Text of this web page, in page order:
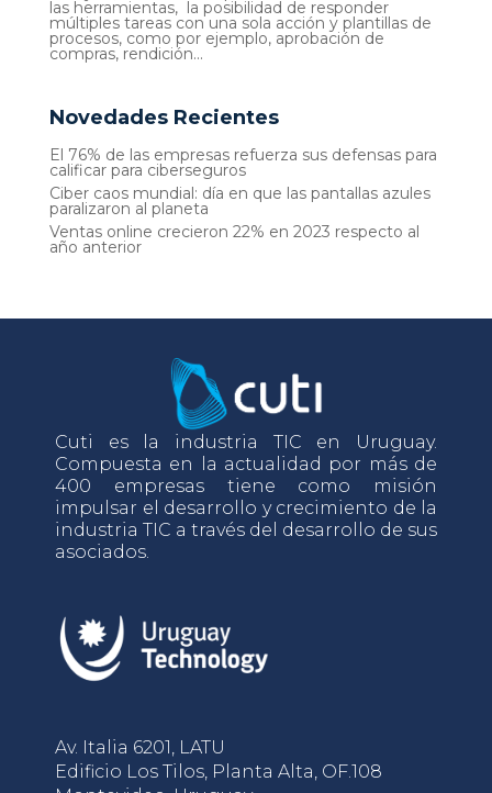
las herramientas, la posibilidad de responder
múltiples tareas con una sola acción y plantillas de
procesos, como por ejemplo, aprobación de
compras, rendición...
Novedades Recientes
El 76% de las empresas refuerza sus defensas para
calificar para ciberseguros
Ciber caos mundial: día en que las pantallas azules
paralizaron al planeta
Ventas online crecieron 22% en 2023 respecto al
año anterior
Cuti es la industria TIC en Uruguay.
Compuesta en la actualidad por más de
400 empresas tiene como misión
impulsar el desarrollo y crecimiento de la
industria TIC a través del desarrollo de sus
asociados.
Av. Italia 6201, LATU
Edificio Los Tilos, Planta Alta, OF.108